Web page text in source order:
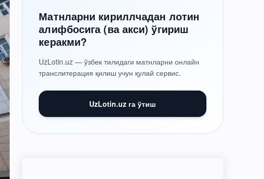
Матнларни кириллчадан лотин
алифбосига (ва акси) ўгириш
керакми?
UzLotin.uz — ўзбек тилидаги матнларни онлайн
транслитерация қилиш учун қулай сервис.
UzLotin.uz га ўтиш